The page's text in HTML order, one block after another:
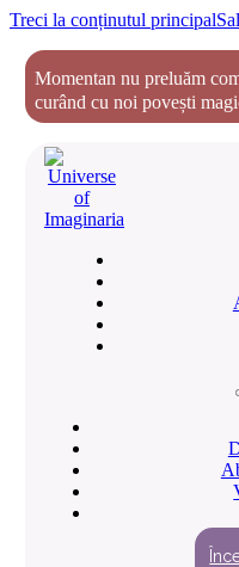
Treci la conținutul principal
Momentan nu preluăm
curând cu noi povești